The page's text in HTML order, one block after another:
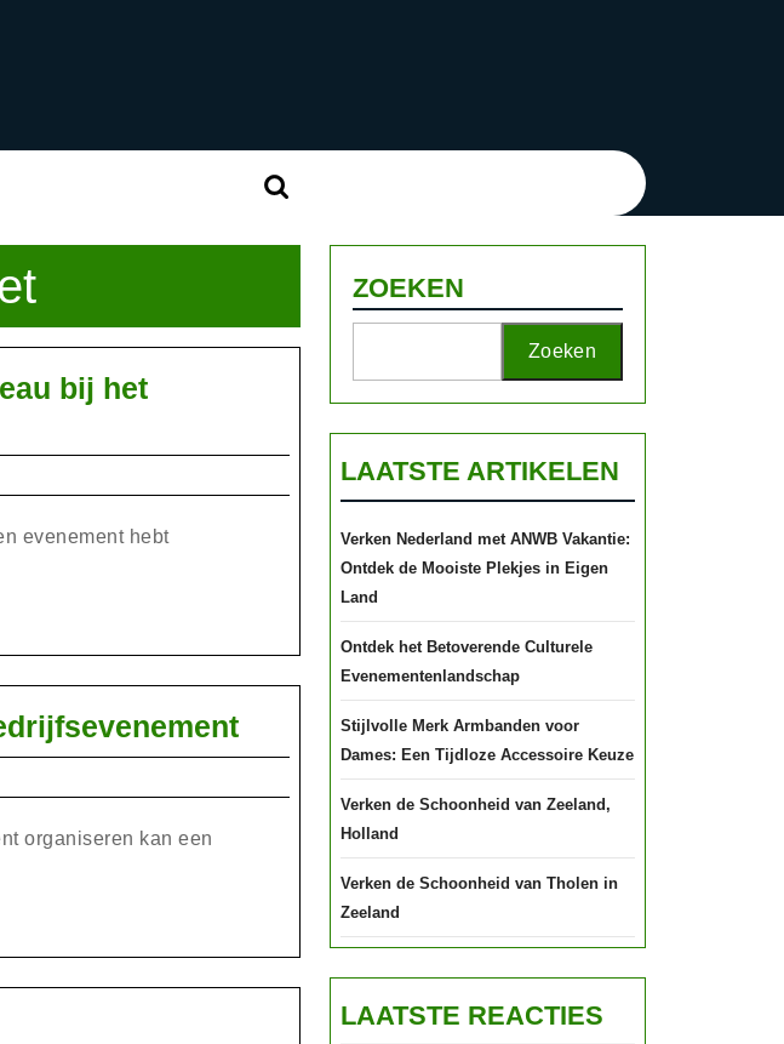
Zoek
bij het
evenement hebt
Tips
voor
het
Organiseren
Succesvol
Bedrijfsevenement
organiseren kan een
ZOEKEN
Zoeken
LAATSTE ARTIKELEN
Verken Nederland met ANWB Vakantie:
Ontdek de Mooiste Plekjes in Eigen
Land
Ontdek het Betoverende Culturele
Evenementenlandschap
Stijlvolle Merk Armbanden voor
Dames: Een Tijdloze Accessoire Keuze
Verken de Schoonheid van Zeeland,
Holland
Verken de Schoonheid van Tholen in
Zeeland
LAATSTE REACTIES